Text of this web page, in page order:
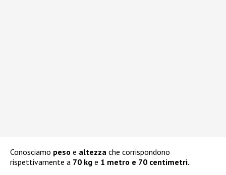
Conosciamo peso e altezza che corrispondono
rispettivamente a 70 kg e 1 metro e 70 centimetri.